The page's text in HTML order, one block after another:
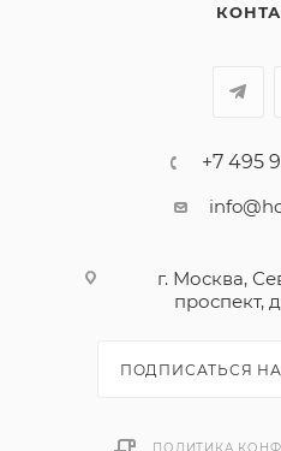
+7 495
г. Москва,
проспект,
ПОДПИСАТЬСЯ